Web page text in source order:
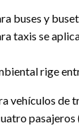
buses y
taxis se
rige
vehículos de
pasajeros